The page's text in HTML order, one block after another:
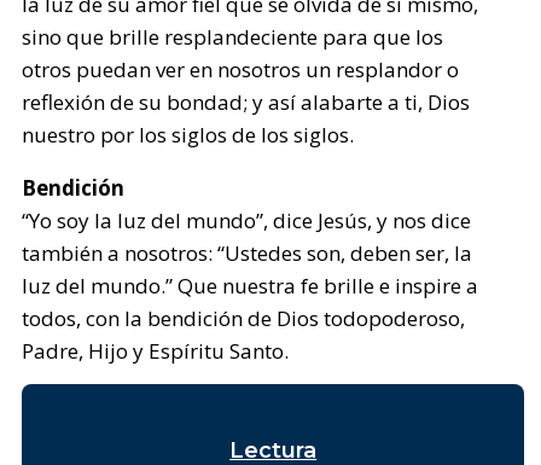
sino que brille resplandeciente para que los
otros puedan ver en nosotros un resplandor o
reflexión de su bondad; y así alabarte a ti, Dios
nuestro por los siglos de los siglos.
Bendición
“Yo soy la luz del mundo”, dice Jesús, y nos dice
también a nosotros: “Ustedes son, deben ser, la
luz del mundo.” Que nuestra fe brille e inspire a
todos, con la bendición de Dios todopoderoso,
Padre, Hijo y Espíritu Santo.
Lectura